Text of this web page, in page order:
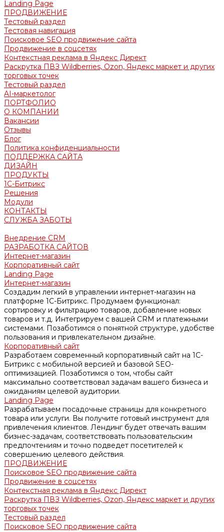
Landing Page
ПРОДВИЖЕНИЕ
Тестовый раздел
Тестовая навигация
Поисковое SEO продвижение сайта
Продвижение в соцсетях
Контекстная реклама в Яндекс Директ
Раскрутка ПВЗ Wildberries, Ozon, Яндекс маркет и других
торговых точек
Тестовый раздел
AI-маркетолог
ПОРТФОЛИО
О КОМПАНИИ
Вакансии
Отзывы
Блог
Политика конфиденциальности
ПОДДЕРЖКА САЙТА
ДИЗАЙН
ПРОДУКТЫ
1С-Битрикс
Решения
Модули
КОНТАКТЫ
СЛУЖБА ЗАБОТЫ
Внедрение CRM
РАЗРАБОТКА САЙТОВ
Интернет-магазин
Корпоративный сайт
Landing Page
Интернет-магазин
Создадим легкий в управлении интернет-магазин на
платформе 1С-Битрикс. Продумаем функционал:
сортировку и фильтрацию товаров, добавление новых
товаров и т.д. Интегрируем с вашей CRM и платежными
системами. Позаботимся о понятной структуре, удобстве
пользования и привлекательном дизайне.
Корпоративный сайт
Разработаем современный корпоративный сайт на 1С-
Битрикс с мобильной версией и базовой SEO-
оптимизацией. Позаботимся о том, чтобы сайт
максимально соответствовал задачам вашего бизнеса и
ожиданиям целевой аудитории.
Landing Page
Разрабатываем посадочные страницы для конкретного
товара или услуги. Вы получите готовый инструмент для
привлечения клиентов. Лендинг будет отвечать вашим
бизнес-задачам, соответствовать пользовательским
предпочтениям и точно подведет посетителей к
совершению целевого действия.
ПРОДВИЖЕНИЕ
Поисковое SEO продвижение сайта
Продвижение в соцсетях
Контекстная реклама в Яндекс Директ
Раскрутка ПВЗ Wildberries, Ozon, Яндекс маркет и других
торговых точек
Тестовый раздел
Поисковое SEO продвижение сайта